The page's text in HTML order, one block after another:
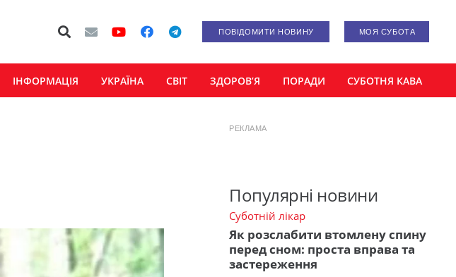
ПОВІДОМИТИ НОВИНУ МОЯ СУБОТА
ІНФОРМАЦІЯ УКРАЇНА СВІТ ЗДОРОВ’Я ПОРАДИ СУБОТНЯ КАВА
РЕКЛАМА
Популярні новини
Суботній лікар
Як розслабити втомлену спину
перед сном: проста вправа та
застереження